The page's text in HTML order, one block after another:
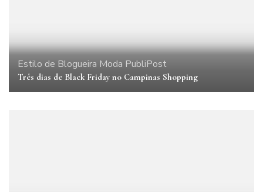
Estilo de Blogueira Moda PubliPost
Três dias de Black Friday no Campinas Shopping